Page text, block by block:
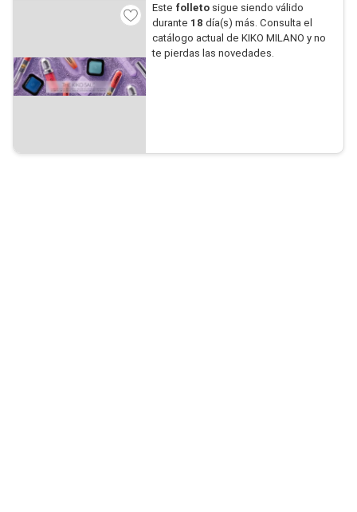
Este folletosigue siendo válido
durante 18 día(s) más. Consulta el
catálogo actual de KIKO MILANO y no
te pierdas las novedades.